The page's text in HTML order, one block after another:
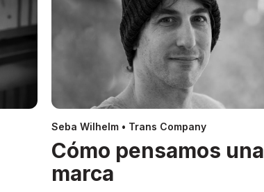
Seba Wilhelm • Trans Company
Cómo pensamos una
marca